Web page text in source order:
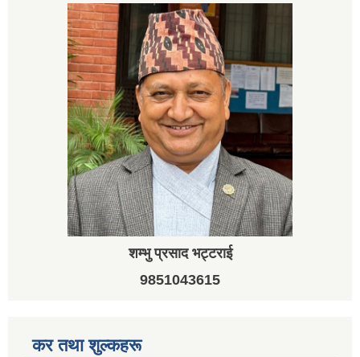
शम्भु प्रसाद भट्टराई
9851043615
कर तथा शुल्कहरू